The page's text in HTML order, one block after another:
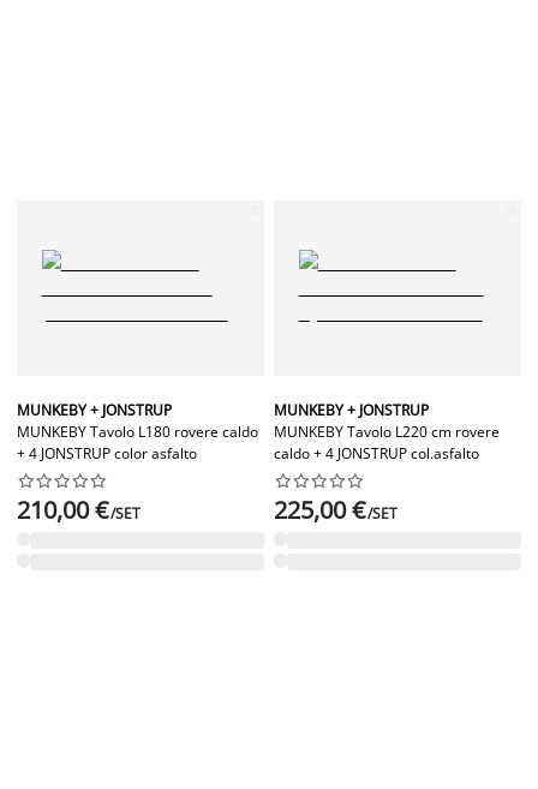
MUNKEBY + JONSTRUP
MUNKEBY Tavolo L180 rovere caldo
+ 4 JONSTRUP color asfalto






210,00 €/SET
MUNKEBY + JONSTRUP
MUNKEBY Tavolo L220 cm rovere
caldo + 4 JONSTRUP col.asfalto






225,00 €/SET